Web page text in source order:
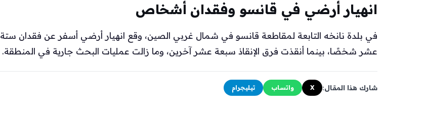
انهيار أرضي في قانسو وفقدان أشخاص
في بلدة نانخه التابعة لمقاطعة قانسو في شمال غربي الصين، وقع انهيار أرضي أسفر عن فقدان ستة
عشر شخصًا، بينما أنقذت فرق الإنقاذ سبعة عشر آخرين، وما زالت عمليات البحث جارية في المنطقة.
شارك هذا المقال: X واتساب تيليجرام